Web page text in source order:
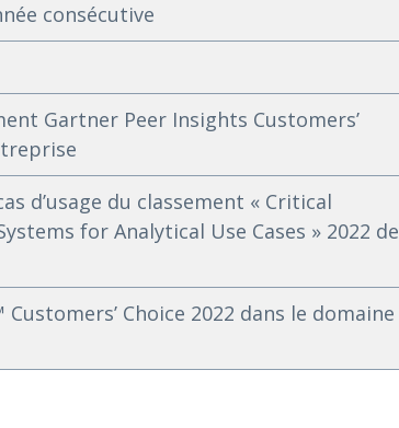
consécutive
Gartner Peer Insights Customers’
d’usage du classement « Critical
for Analytical Use Cases » 2022 de
Choice 2022 dans le domaine